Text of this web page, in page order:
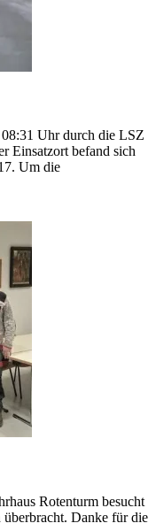
Uhr durch die LSZ
Einsatzort befand sich
Um die
Rotenturm besucht
Danke für die